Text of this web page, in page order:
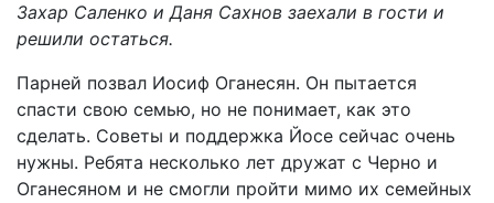
Захар Саленко и Даня Сахнов заехали в гости и
решили остаться.
Парней позвал Иосиф Оганесян. Он пытается
спасти свою семью, но не понимает, как это
сделать. Советы и поддержка Йосе сейчас очень
нужны. Ребята несколько лет дружат с Черно и
Оганесяном и не смогли пройти мимо их семейных